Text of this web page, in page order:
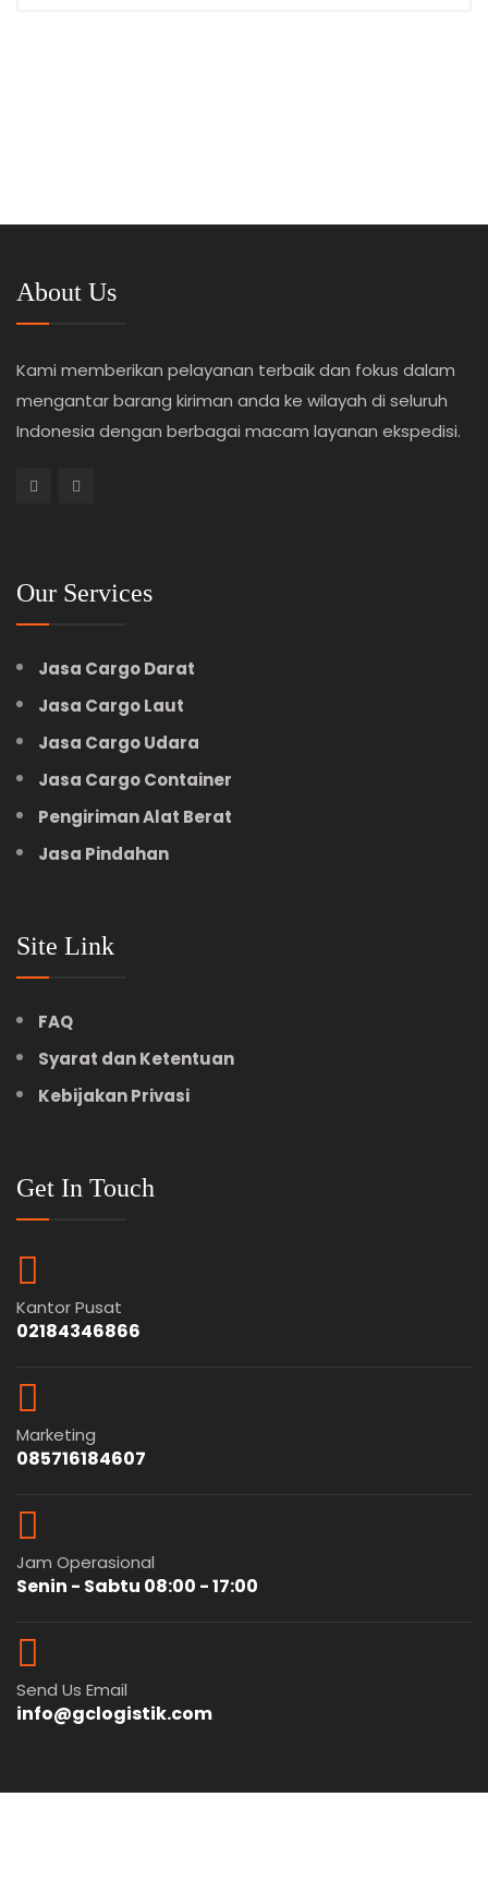
About Us
Kami memberikan pelayanan terbaik dan fokus dalam
mengantar barang kiriman anda ke wilayah di seluruh
Indonesia dengan berbagai macam layanan ekspedisi.
Our Services
Jasa Cargo Darat
Jasa Cargo Laut
Jasa Cargo Udara
Jasa Cargo Container
Pengiriman Alat Berat
Jasa Pindahan
Site Link
FAQ
Syarat dan Ketentuan
Kebijakan Privasi
Get In Touch
Kantor Pusat
02184346866
Marketing
085716184607
Jam Operasional
Senin - Sabtu 08:00 - 17:00
Send Us Email
info@gclogistik.com